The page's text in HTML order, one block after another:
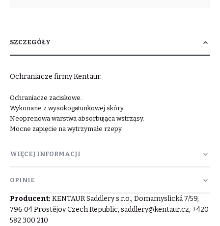
SZCZEGÓŁY
Ochraniacze firmy Kentaur.
Ochraniacze zaciskowe.
Wykonane z wysokogatunkowej skóry.
Neoprenowa warstwa absorbująca wstrząsy.
Mocne zapięcie na wytrzymałe rzepy.
WIĘCEJ INFORMACJI
OPINIE
Producent: KENTAUR Saddlery s.r.o., Domamyslická 7/59,
796 04 Prostějov Czech Republic, saddlery@kentaur.cz, +420
582 300 210